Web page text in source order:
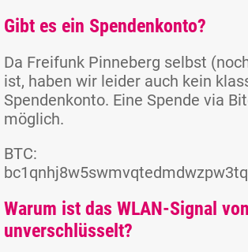
Gibt es ein Spendenkonto?
Da Freifunk Pinneberg selbst
ist, haben wir leider auch kein
Spendenkonto. Eine Spende via
möglich.
BTC:
Warum ist das WLAN-Signal
unverschlüsselt?